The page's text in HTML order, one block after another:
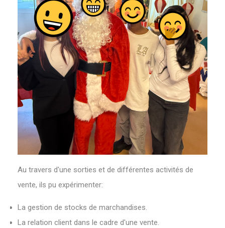
Au travers d'une sorties et de différentes activités de
vente, ils pu expérimenter:
La gestion de stocks de marchandises.
La relation client dans le cadre d'une vente.